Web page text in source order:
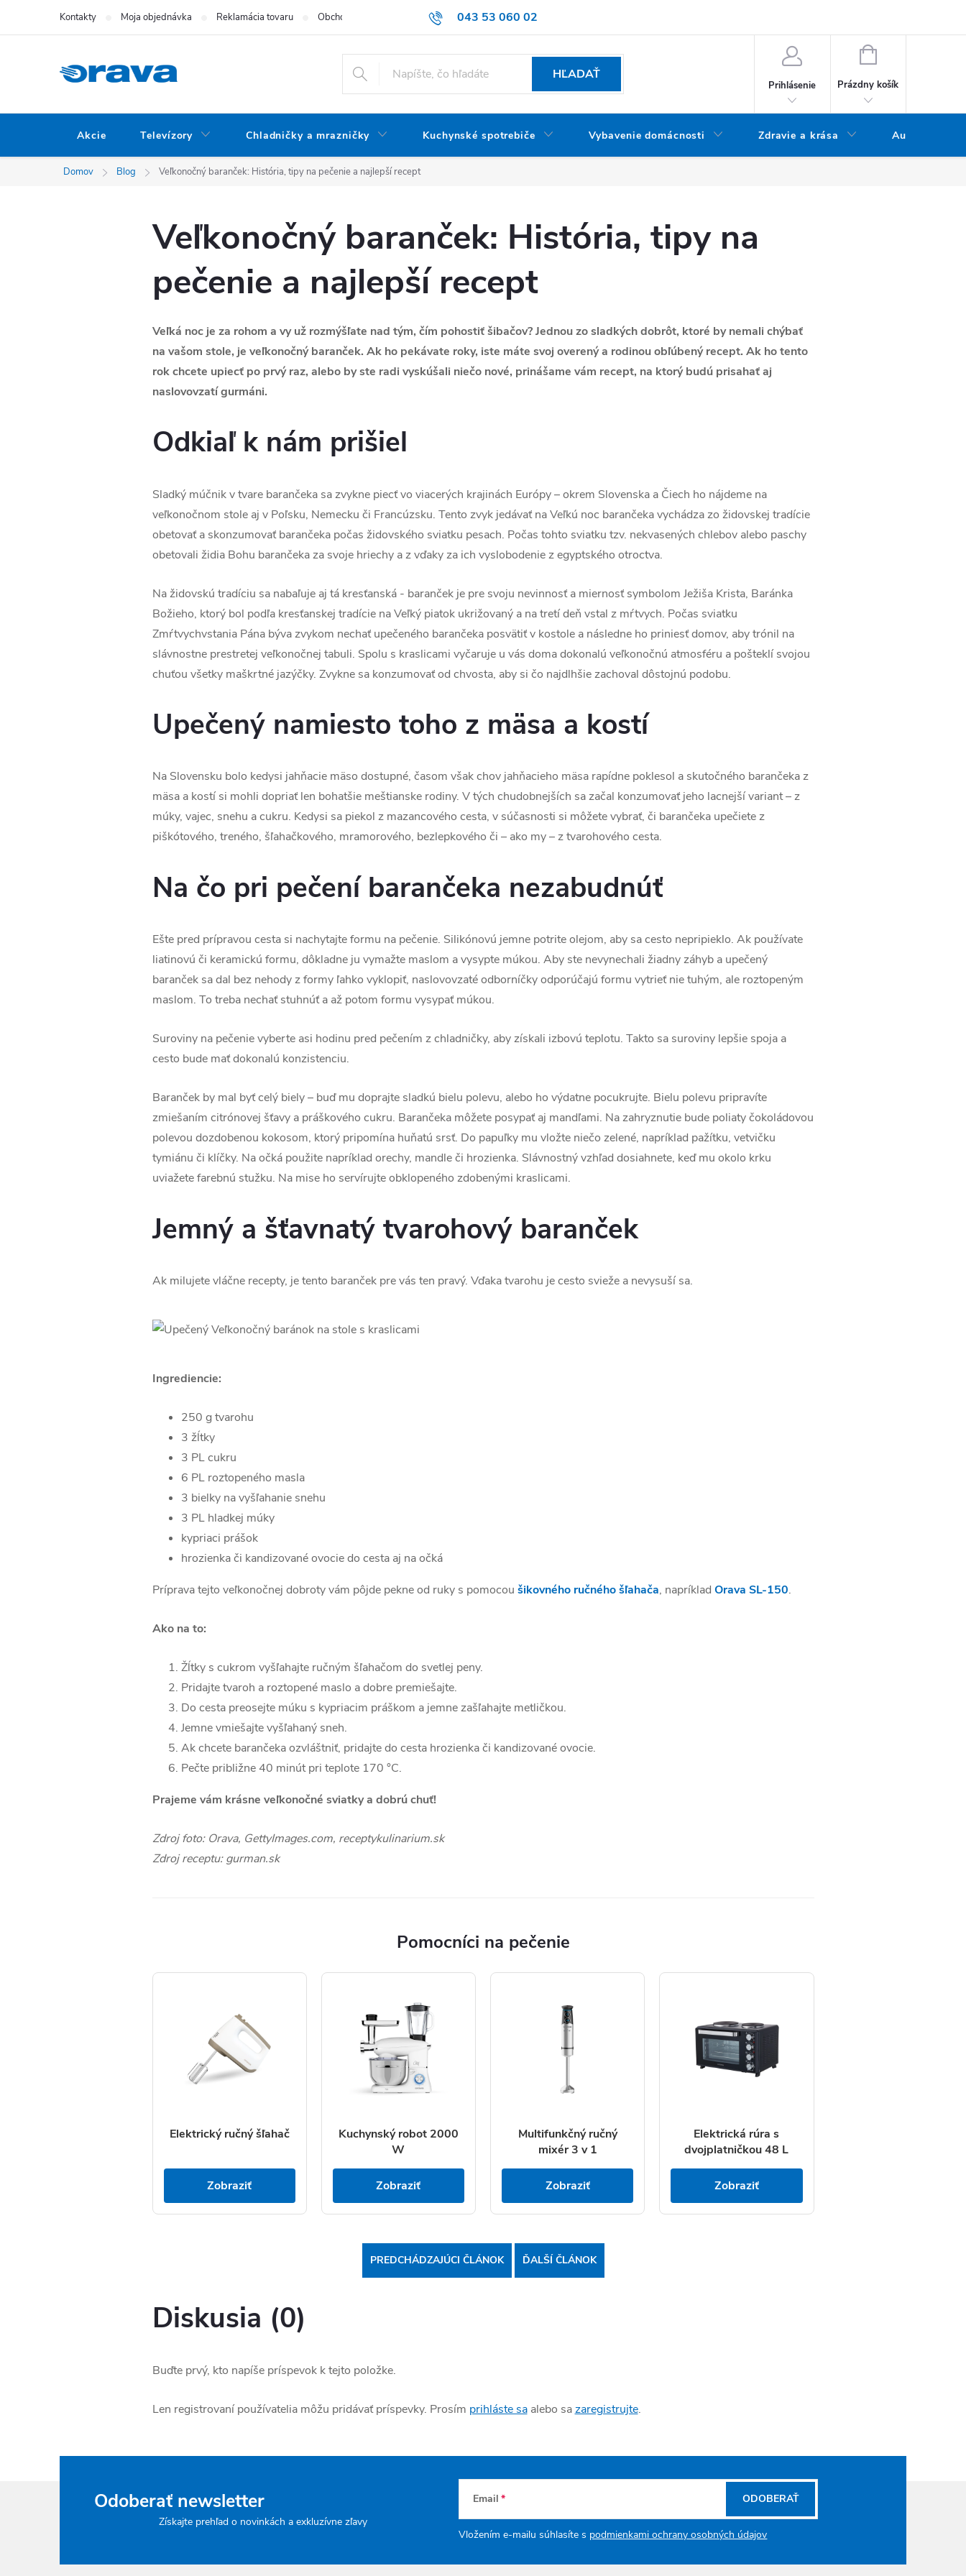
Prejsť na obsah 043 53 060 02
Kontakty Moja objednávka Reklamácia tovaru Obchodné podmienky Dodacie podmienky
HĽADAŤ
Prihlásenie
NÁKUPNÝ KOŠÍK
Prázdny košík
Akcie Televízory Chladničky a mrazničky Kuchynské spotrebiče Vybavenie domácnosti Zdravie a krása Audio
Domov Blog Veľkonočný baranček: História, tipy na pečenie a najlepší recept
Veľkonočný baranček: História, tipy na
pečenie a najlepší recept
Veľká noc je za rohom a vy už rozmýšľate nad tým, čím pohostiť šibačov? Jednou zo sladkých dobrôt, ktoré by nemali chýbať
na vašom stole, je veľkonočný baranček. Ak ho pekávate roky, iste máte svoj overený a rodinou obľúbený recept. Ak ho tento
rok chcete upiecť po prvý raz, alebo by ste radi vyskúšali niečo nové, prinášame vám recept, na ktorý budú prisahať aj
naslovovzatí gurmáni.
Odkiaľ k nám prišiel
Sladký múčnik v tvare barančeka sa zvykne piecť vo viacerých krajinách Európy – okrem Slovenska a Čiech ho nájdeme na
veľkonočnom stole aj v Poľsku, Nemecku či Francúzsku. Tento zvyk jedávať na Veľkú noc barančeka vychádza zo židovskej tradície
obetovať a skonzumovať barančeka počas židovského sviatku pesach. Počas tohto sviatku tzv. nekvasených chlebov alebo paschy
obetovali židia Bohu barančeka za svoje hriechy a z vďaky za ich vyslobodenie z egyptského otroctva.
Na židovskú tradíciu sa nabaľuje aj tá kresťanská - baranček je pre svoju nevinnosť a miernosť symbolom Ježiša Krista, Baránka
Božieho, ktorý bol podľa kresťanskej tradície na Veľký piatok ukrižovaný a na tretí deň vstal z mŕtvych. Počas sviatku
Zmŕtvychvstania Pána býva zvykom nechať upečeného barančeka posvätiť v kostole a následne ho priniesť domov, aby trónil na
slávnostne prestretej veľkonočnej tabuli. Spolu s kraslicami vyčaruje u vás doma dokonalú veľkonočnú atmosféru a pošteklí svojou
chuťou všetky maškrtné jazýčky. Zvykne sa konzumovať od chvosta, aby si čo najdlhšie zachoval dôstojnú podobu.
Upečený namiesto toho z mäsa a kostí
Na Slovensku bolo kedysi jahňacie mäso dostupné, časom však chov jahňacieho mäsa rapídne poklesol a skutočného barančeka z
mäsa a kostí si mohli dopriať len bohatšie meštianske rodiny. V tých chudobnejších sa začal konzumovať jeho lacnejší variant – z
múky, vajec, snehu a cukru. Kedysi sa piekol z mazancového cesta, v súčasnosti si môžete vybrať, či barančeka upečiete z
piškótového, treného, šľahačkového, mramorového, bezlepkového či – ako my – z tvarohového cesta.
Na čo pri pečení barančeka nezabudnúť
Ešte pred prípravou cesta si nachytajte formu na pečenie. Silikónovú jemne potrite olejom, aby sa cesto nepripieklo. Ak používate
liatinovú či keramickú formu, dôkladne ju vymažte maslom a vysypte múkou. Aby ste nevynechali žiadny záhyb a upečený
baranček sa dal bez nehody z formy ľahko vyklopiť, naslovovzaté odborníčky odporúčajú formu vytrieť nie tuhým, ale roztopeným
maslom. To treba nechať stuhnúť a až potom formu vysypať múkou.
Suroviny na pečenie vyberte asi hodinu pred pečením z chladničky, aby získali izbovú teplotu. Takto sa suroviny lepšie spoja a
cesto bude mať dokonalú konzistenciu.
Baranček by mal byť celý biely – buď mu doprajte sladkú bielu polevu, alebo ho výdatne pocukrujte. Bielu polevu pripravíte
zmiešaním citrónovej šťavy a práškového cukru. Barančeka môžete posypať aj mandľami. Na zahryznutie bude poliaty čokoládovou
polevou dozdobenou kokosom, ktorý pripomína huňatú srsť. Do papuľky mu vložte niečo zelené, napríklad pažítku, vetvičku
tymiánu či klíčky. Na očká použite napríklad orechy, mandle či hrozienka. Slávnostný vzhľad dosiahnete, keď mu okolo krku
uviažete farebnú stužku. Na mise ho servírujte obklopeného zdobenými kraslicami.
Jemný a šťavnatý tvarohový baranček
Ak milujete vláčne recepty, je tento baranček pre vás ten pravý. Vďaka tvarohu je cesto svieže a nevysuší sa.
Ingrediencie:
250 g tvarohu
3 žĺtky
3 PL cukru
6 PL roztopeného masla
3 bielky na vyšľahanie snehu
3 PL hladkej múky
kypriaci prášok
hrozienka či kandizované ovocie do cesta aj na očká
Príprava tejto veľkonočnej dobroty vám pôjde pekne od ruky s pomocou šikovného ručného šľahača, napríklad Orava SL-150.
Ako na to:
Žĺtky s cukrom vyšľahajte ručným šľahačom do svetlej peny.
Pridajte tvaroh a roztopené maslo a dobre premiešajte.
Do cesta preosejte múku s kypriacim práškom a jemne zašľahajte metličkou.
Jemne vmiešajte vyšľahaný sneh.
Ak chcete barančeka ozvláštniť, pridajte do cesta hrozienka či kandizované ovocie.
Pečte približne 40 minút pri teplote 170 °C.
Prajeme vám krásne veľkonočné sviatky a dobrú chuť!
Zdroj foto: Orava, GettyImages.com, receptykulinarium.sk
Zdroj receptu: gurman.sk
Pomocníci na pečenie
Elektrický ručný šľahač
Zobraziť
Kuchynský robot 2000
W
Zobraziť
Multifunkčný ručný
mixér 3 v 1
Zobraziť
Elektrická rúra s
dvojplatničkou 48 L
Zobraziť
PREDCHÁDZAJÚCI ČLÁNOK ĎALŠÍ ČLÁNOK
Diskusia (0)
Buďte prvý, kto napíše príspevok k tejto položke.
Len registrovaní používatelia môžu pridávať príspevky. Prosím prihláste saalebo sazaregistrujte.
Odoberať newsletter
Získajte prehľad o novinkách a exkluzívne zľavy
Email
Vložením e-mailu súhlasíte s podmienkami ochrany osobných údajov
ODOBERAŤ